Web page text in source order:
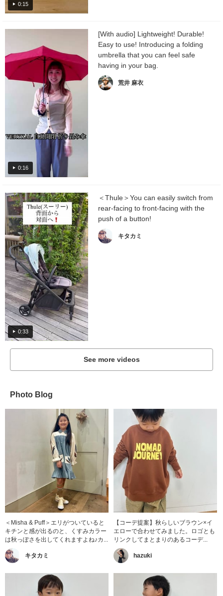
0:15
0:16
[With audio] Lightweight! Durable!
Easy to use! Introducing a folding
umbrella that you can feel safe
having in your bag.
荒井 麻衣
0:33
＜Thule＞You can easily switch from
rear-facing to front-facing with the
push of a button!
キタカミ
See more videos
Photo Blog
＜Misha & Puff＞エリがついていると
キチンと感が出るのと、くすみカラー
は秋っぽさを出してくれますよね♪カ...
キタカミ
【コーデ提案】秋らしいブラウン×イ
エローで合わせてみました。ロゴとも
リンクしてまとまりのあるコーデ...
hazuki